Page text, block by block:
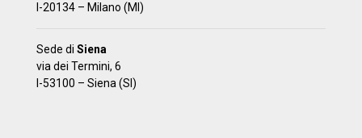
I-20134 – Milano (MI)
Sede di Siena
via dei Termini, 6
I-53100 – Siena (SI)